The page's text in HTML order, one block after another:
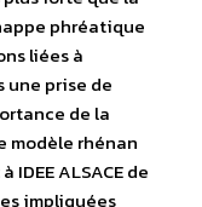
phréatique
liées à
une prise de
de la
modèle rhénan
ALSACE de
impliquées